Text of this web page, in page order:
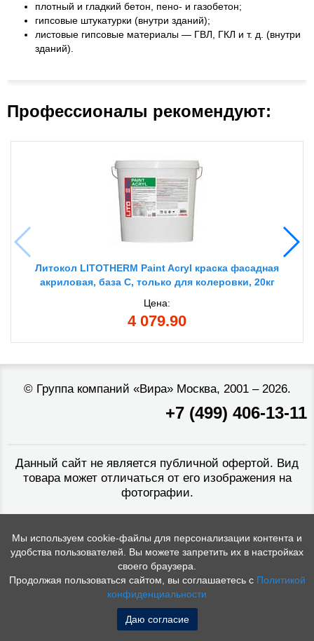
плотный и гладкий бетон, пено- и газобетон;
гипсовые штукатурки (внутри зданий);
листовые гипсовые материалы — ГВЛ, ГКЛ и т. д. (внутри
зданий).
Профессионалы рекомендуют:
Литокол LITOTHERM Paint Acryl краска фасадная
акриловая, база С, только для колеровки, 20кг
Цена:
4 079.90
© Группа компаний «Вира»Москва, 2001 – 2026.
+7 (499) 406-13-11
Данный сайт не является публичной офертой. Вид
товара может отличаться от его изображения на
фотографии.
Мы используем cookie-файлы для персонализации контента и
удобства пользователей. Вы можете запретить их в настройках
своего браузера.
Продолжая пользоваться сайтом, вы соглашаетесь с Политикой
конфиденциальности
Даю согласие